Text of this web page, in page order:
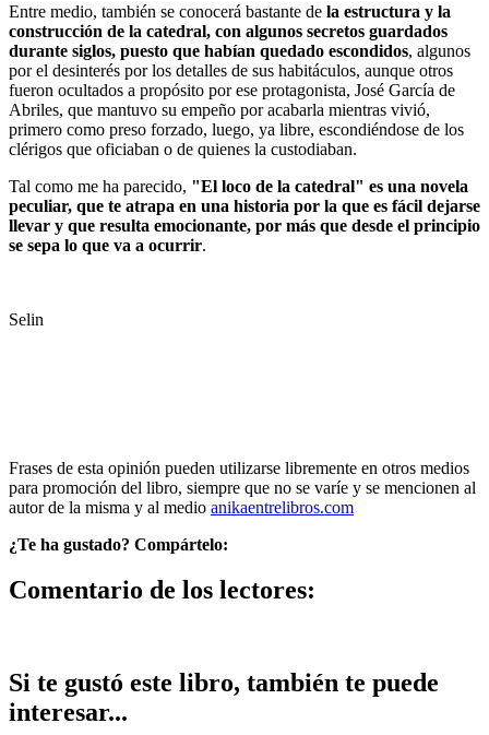
Entre medio, también se conocerá bastante de la estructura y la
construcción de la catedral, con algunos secretos guardados
durante siglos, puesto que habían quedado escondidos, algunos
por el desinterés por los detalles de sus habitáculos, aunque otros
fueron ocultados a propósito por ese protagonista, José García de
Abriles, que mantuvo su empeño por acabarla mientras vivió,
primero como preso forzado, luego, ya libre, escondiéndose de los
clérigos que oficiaban o de quienes la custodiaban.
Tal como me ha parecido, "El loco de la catedral" es una novela
peculiar, que te atrapa en una historia por la que es fácil dejarse
llevar y que resulta emocionante, por más que desde el principio
se sepa lo que va a ocurrir.
Selin
Frases de esta opinión pueden utilizarse libremente en otros medios
para promoción del libro, siempre que no se varíe y se mencionen al
autor de la misma y al medio anikaentrelibros.com
¿Te ha gustado? Compártelo:
Comentario de los lectores:
Si te gustó este libro, también te puede
interesar...